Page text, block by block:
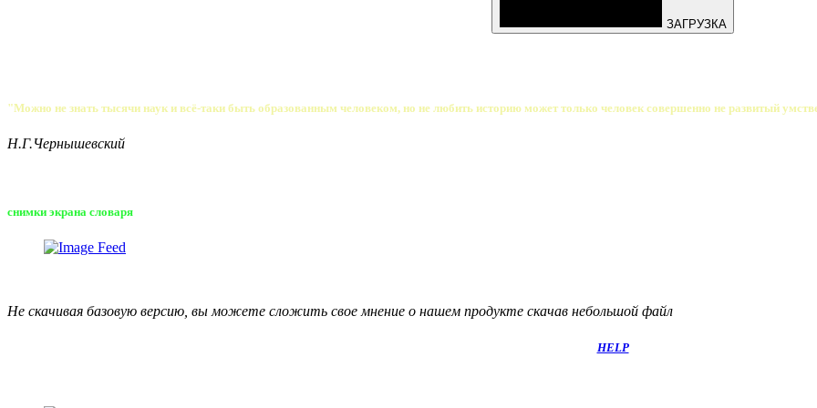
ЗАГРУЗКА
"Можно не знать тысячи наук и всё-таки быть образованным человеком, но не любить историю может только человек совершенно не развитый
Н.Г.Чернышевский
снимки экрана словаря
Не скачивая базовую версию, вы можете сложить свое мнение о нашем продукте скачав небольшой файл
HELP